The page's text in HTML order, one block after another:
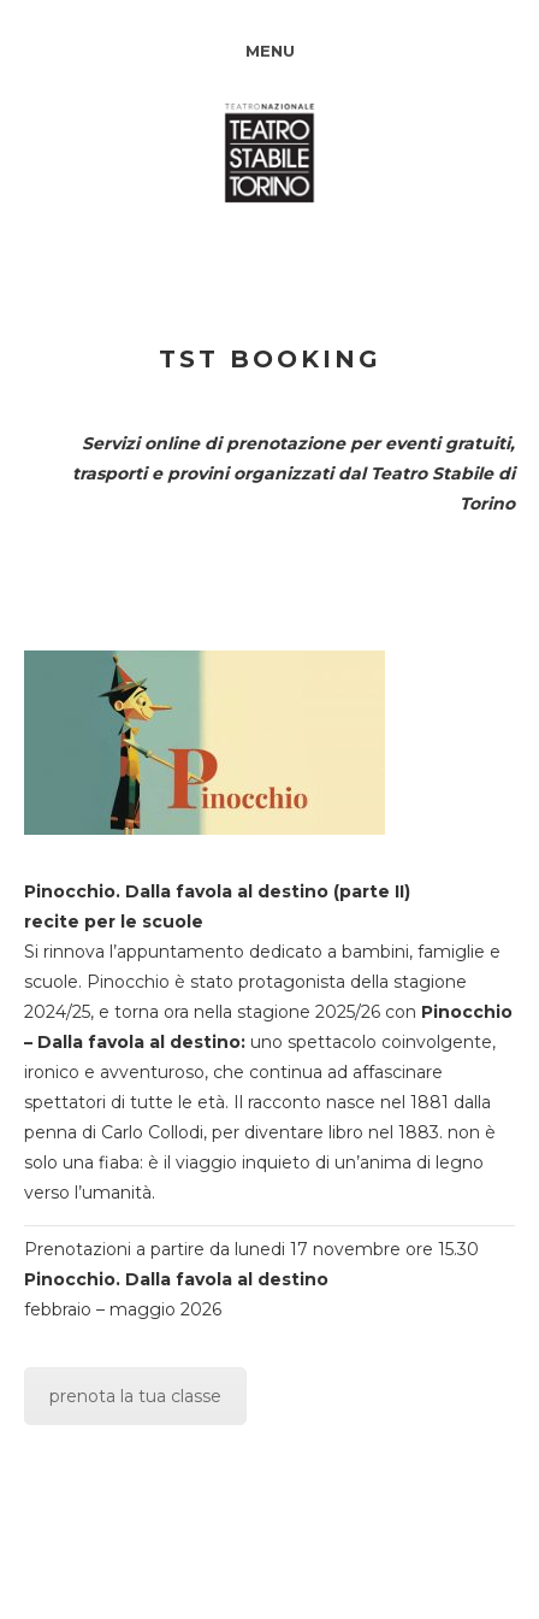
MENU
TST BOOKING
Servizi online di prenotazione per eventi gratuiti,
trasporti e provini organizzati dal Teatro Stabile di
Torino
Pinocchio. Dalla favola al destino (parte II)
recite per le scuole
Si rinnova l’appuntamento dedicato a bambini, famiglie e
scuole. Pinocchio è stato protagonista della stagione
2024/25, e torna ora nella stagione 2025/26 con Pinocchio
– Dalla favola al destino: uno spettacolo coinvolgente,
ironico e avventuroso, che continua ad affascinare
spettatori di tutte le età. Il racconto nasce nel 1881 dalla
penna di Carlo Collodi, per diventare libro nel 1883. non è
solo una fiaba: è il viaggio inquieto di un’anima di legno
verso l’umanità.
Prenotazioni a partire da lunedi 17 novembre ore 15.30
Pinocchio. Dalla favola al destino
febbraio – maggio 2026
prenota la tua classe